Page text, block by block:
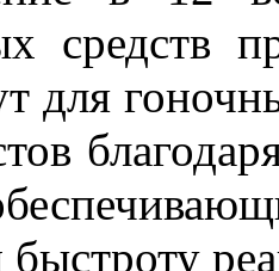
средств
для